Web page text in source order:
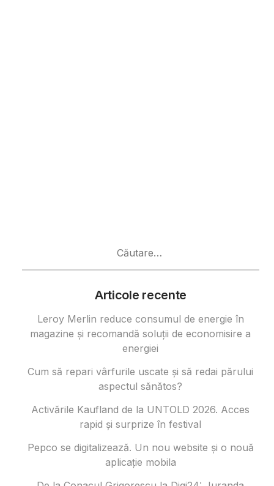
Articole recente
Leroy Merlin reduce consumul de energie în
magazine și recomandă soluții de economisire a
energiei
Cum să repari vârfurile uscate și să redai părului
aspectul sănătos?
Activările Kaufland de la UNTOLD 2026. Acces
rapid și surprize în festival
Pepco se digitalizează. Un nou website și o nouă
aplicație mobila